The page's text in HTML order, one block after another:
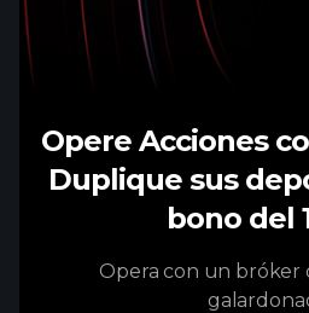
Opere Acciones
Duplique sus
bono del
Opera con un bróker